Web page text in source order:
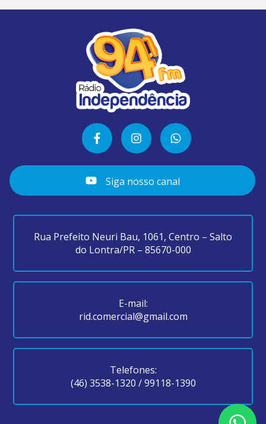
Siga nosso canal
Rua Prefeito Neuri Bau, 1061, Centro – Salto
do Lontra/PR – 85670-000
E-mail:
rid.comercial@gmail.com
Telefones:
(46) 3538-1320 /99118-1390